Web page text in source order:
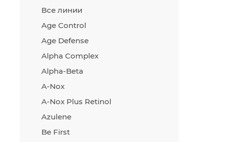
Все линии
Age Control
Age Defense
Alpha Complex
Alpha-Beta
A-Nox
A-Nox Plus Retinol
Azulene
Be First